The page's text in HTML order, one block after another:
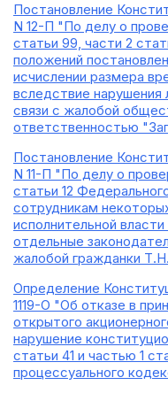
Постановление
N 12-П "По делу о
статьи 99, части 2
положений
исчислении размера
вследствие нарушения
связи с жалобой
ответственностью
Постановление
N 11-П "По делу о
статьи 12
сотрудникам
исполнительной
отдельные
жалобой гражданки
Определение
1119-О "Об отказе в
открытого
нарушение
статьи 41 и частью 1
процессуального